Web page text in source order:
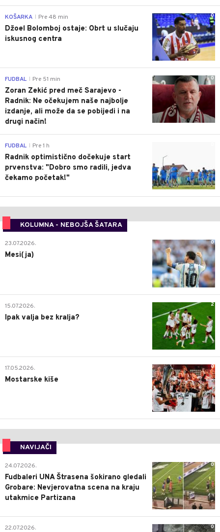
0
KOŠARKA Pre 48 min
Džoel Bolomboj ostaje: Obrt u slučaju
iskusnog centra
0
FUDBAL Pre 51 min
Zoran Zekić pred meč Sarajevo -
Radnik: Ne očekujem naše najbolje
izdanje, ali može da se pobijedi i na
drugi način!
FUDBAL Pre 1 h
Radnik optimistično dočekuje start
prvenstva: "Dobro smo radili, jedva
čekamo početak!"
KOLUMNA - NEBOJŠA ŠATARA
0
23.07.2026.
Mesi(ja)
2
15.07.2026.
Ipak valja bez kralja?
0
17.05.2026.
Mostarske kiše
NAVIJAČI
0
24.07.2026.
Fudbaleri UNA Štrasena šokirano gledali
Grobare: Nevjerovatna scena na kraju
utakmice Partizana
0
22.07.2026.